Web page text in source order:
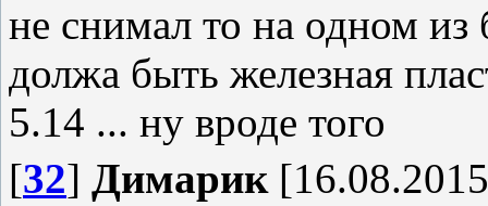
не снимал то на одном из
должа быть железная
5.14 ... ну вроде того
[32] Димарик